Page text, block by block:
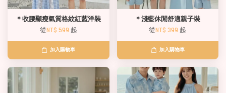
＊收腰顯瘦氣質格紋紅藍洋裝
從NT$ 599 起
加入購物車
＊淺藍休閒舒適親子裝
從NT$ 399 起
加入購物車